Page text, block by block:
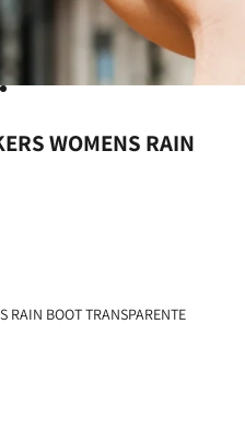
to item 1
Go to item 2
WOMENS RAIN
RAIN BOOT TRANSPARENTE